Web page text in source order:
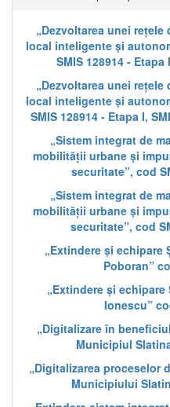
„Dezvoltarea unei
local inteligente și
SMIS 128914 - Etapa
„Dezvoltarea unei
local inteligente și
SMIS 128914 - Etapa I,
„Sistem integrat de
mobilității urbane și
securitate”, cod
„Sistem integrat de
mobilității urbane și
securitate”, cod
„Extindere și echipare
Poboran”
„Extindere și echipare
Ionescu”
„Digitalizare în
Municipiul
„Digitalizarea proceselor
Municipiului